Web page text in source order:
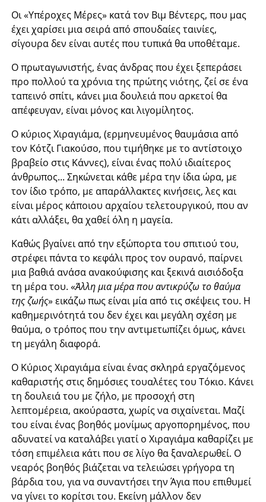
Οι «Υπέροχες Μέρες» κατά τον Βιμ Βέντερς, που μας
έχει χαρίσει μια σειρά από σπουδαίες ταινίες,
σίγουρα δεν είναι αυτές που τυπικά θα υποθέταμε.
Ο πρωταγωνιστής, ένας άνδρας που έχει ξεπεράσει
προ πολλού τα χρόνια της πρώτης νιότης, ζεί σε ένα
ταπεινό σπίτι, κάνει μια δουλειά που αρκετοί θα
απέφευγαν, είναι μόνος και λιγομίλητος.
Ο κύριος Χιραγιάμα, (ερμηνευμένος θαυμάσια από
τον Κότζι Γιακούσο, που τιμήθηκε με το αντίστοιχο
βραβείο στις Κάννες), είναι ένας πολύ ιδιαίτερος
άνθρωπος... Σηκώνεται κάθε μέρα την ίδια ώρα, με
τον ίδιο τρόπο, με απαράλλακτες κινήσεις, λες και
είναι μέρος κάποιου αρχαίου τελετουργικού, που αν
κάτι αλλάξει, θα χαθεί όλη η μαγεία.
Καθώς βγαίνει από την εξώπορτα του σπιτιού του,
στρέφει πάντα το κεφάλι προς τον ουρανό, παίρνει
μια βαθιά ανάσα ανακούφισης και ξεκινά αισιόδοξα
τη μέρα του. «Άλλη μια μέρα που αντικρύζω το θαύμα
της ζωής» εικάζω πως είναι μία από τις σκέψεις του. Η
καθημερινότητά του δεν έχει και μεγάλη σχέση με
θαύμα, ο τρόπος που την αντιμετωπίζει όμως, κάνει
τη μεγάλη διαφορά.
Ο Κύριος Χιραγιάμα είναι ένας σκληρά εργαζόμενος
καθαριστής στις δημόσιες τουαλέτες του Τόκιο. Κάνει
τη δουλειά του με ζήλο, με προσοχή στη
λεπτομέρεια, ακούραστα, χωρίς να σιχαίνεται. Μαζί
του είναι ένας βοηθός μονίμως αργοπορημένος, που
αδυνατεί να καταλάβει γιατί ο Χιραγιάμα καθαρίζει με
τόση επιμέλεια κάτι που σε λίγο θα ξαναλερωθεί. Ο
νεαρός βοηθός βιάζεται να τελειώσει γρήγορα τη
βάρδια του, για να συναντήσει την Άγια που επιθυμεί
να γίνει το κορίτσι του. Εκείνη μάλλον δεν